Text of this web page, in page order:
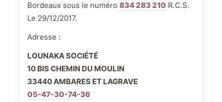
Bordeaux sous le numéro 834 283 210 R.C.S.
Le 29/12/2017.
Adresse :
LOUNAKA SOCIÉTÉ
10 BIS CHEMIN DU MOULIN
33440 AMBARES ET LAGRAVE
05-47-30-74-36